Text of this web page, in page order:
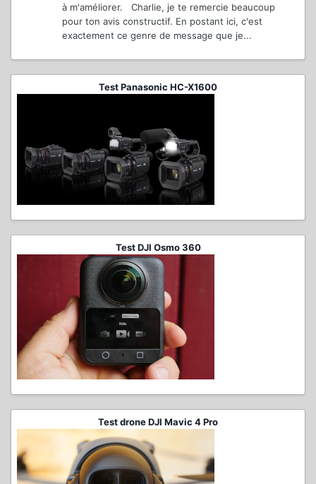
à m'améliorer. Charlie, je te remercie beaucoup
pour ton avis constructif. En postant ici, c'est
exactement ce genre de message que je...
Test Panasonic HC-X1600
Test DJI Osmo 360
Test drone DJI Mavic 4 Pro